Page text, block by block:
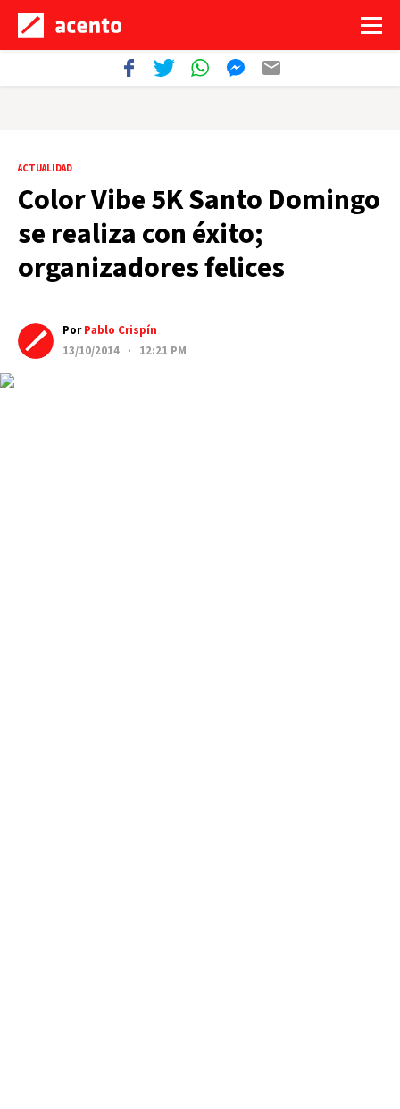
ACTUALIDAD
Color Vibe 5K Santo Domingo
se realiza con éxito;
organizadores felices
PorPablo Crispín
13/10/2014 · 12:21 PM